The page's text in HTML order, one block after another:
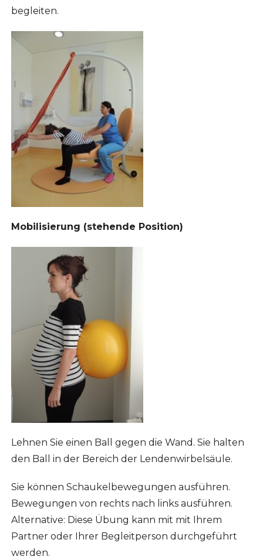
begleiten.
Mobilisierung (stehende Position)
Lehnen Sie einen Ball gegen die Wand. Sie halten
den Ball in der Bereich der Lendenwirbelsäule.
Sie können Schaukelbewegungen ausführen.
Bewegungen von rechts nach links ausführen.
Alternative: Diese Übung kann mit mit Ihrem
Partner oder Ihrer Begleitperson durchgeführt
werden.